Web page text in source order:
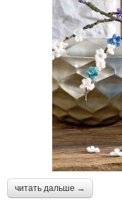
читать дальше →